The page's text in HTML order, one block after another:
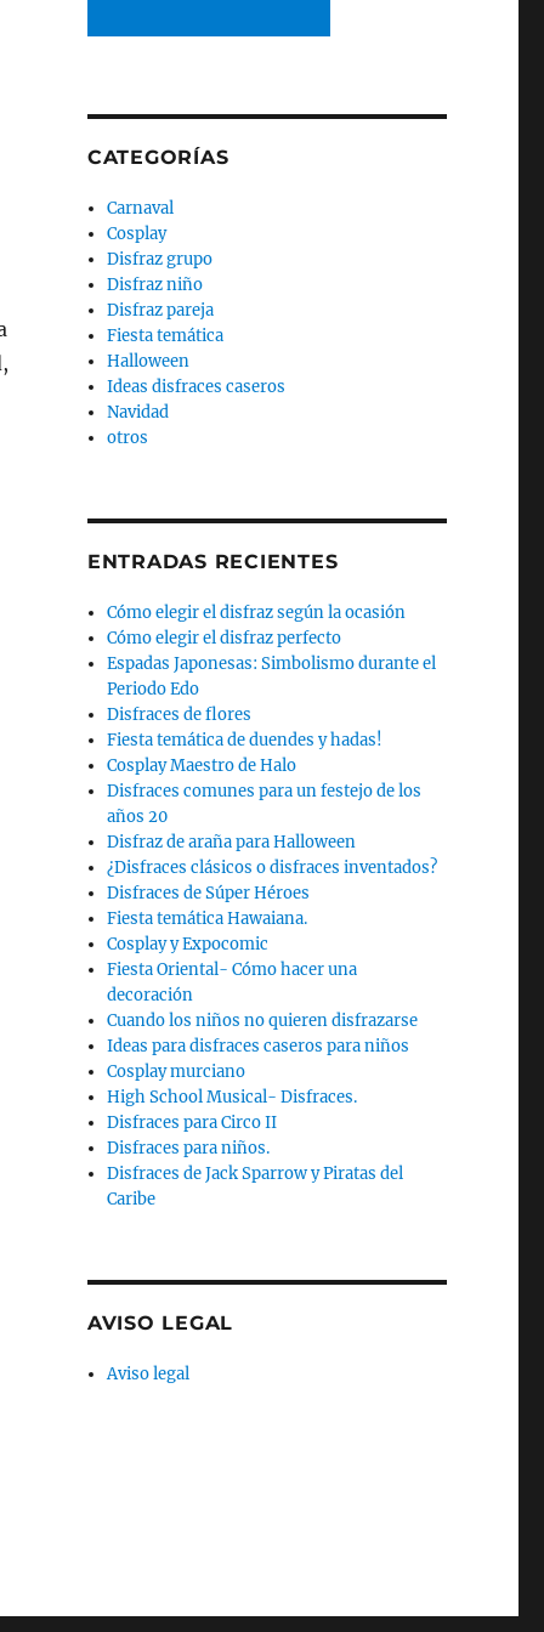
CATEGORÍAS
Carnaval
Cosplay
Disfraz grupo
Disfraz niño
Disfraz pareja
Fiesta temática
Halloween
Ideas disfraces caseros
Navidad
otros
ENTRADAS RECIENTES
Cómo elegir el disfraz según la ocasión
Cómo elegir el disfraz perfecto
Espadas Japonesas: Simbolismo durante el
Periodo Edo
Disfraces de flores
Fiesta temática de duendes y hadas!
Cosplay Maestro de Halo
Disfraces comunes para un festejo de los
años 20
Disfraz de araña para Halloween
¿Disfraces clásicos o disfraces inventados?
Disfraces de Súper Héroes
Fiesta temática Hawaiana.
Cosplay y Expocomic
Fiesta Oriental- Cómo hacer una
decoración
Cuando los niños no quieren disfrazarse
Ideas para disfraces caseros para niños
Cosplay murciano
High School Musical- Disfraces.
Disfraces para Circo II
Disfraces para niños.
Disfraces de Jack Sparrow y Piratas del
Caribe
AVISO LEGAL
Aviso legal